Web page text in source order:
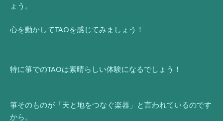
ょう。
心を動かしてTAOを感じてみましょう！
特に箏でのTAOは素晴らしい体験になるでしょう！
箏そのものが「天と地をつなぐ楽器」と言われているのです
から。